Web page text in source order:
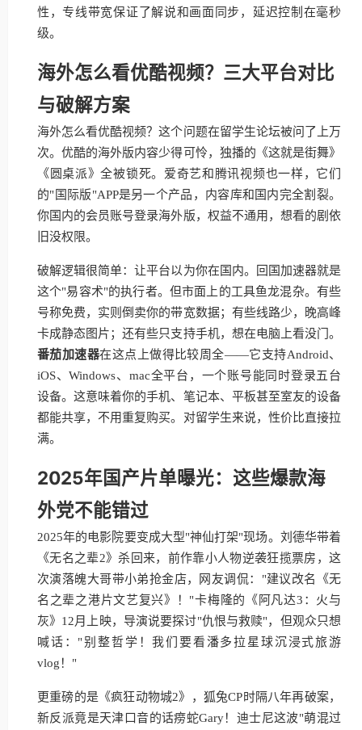
性，专线带宽保证了解说和画面同步，延迟控制在毫秒
级。
海外怎么看优酷视频？三大平台对比
与破解方案
海外怎么看优酷视频？这个问题在留学生论坛被问了上万
次。优酷的海外版内容少得可怜，独播的《这就是街舞》
《圆桌派》全被锁死。爱奇艺和腾讯视频也一样，它们
的"国际版"APP是另一个产品，内容库和国内完全割裂。
你国内的会员账号登录海外版，权益不通用，想看的剧依
旧没权限。
破解逻辑很简单：让平台以为你在国内。回国加速器就是
这个"易容术"的执行者。但市面上的工具鱼龙混杂。有些
号称免费，实则倒卖你的带宽数据；有些线路少，晚高峰
卡成静态图片；还有些只支持手机，想在电脑上看没门。
番茄加速器在这点上做得比较周全——它支持Android、
iOS、Windows、mac全平台，一个账号能同时登录五台
设备。这意味着你的手机、笔记本、平板甚至室友的设备
都能共享，不用重复购买。对留学生来说，性价比直接拉
满。
2025年国产片单曝光：这些爆款海
外党不能错过
2025年的电影院要变成大型"神仙打架"现场。刘德华带着
《无名之辈2》杀回来，前作靠小人物逆袭狂揽票房，这
次演落魄大哥带小弟抢金店，网友调侃："建议改名《无
名之辈之港片文艺复兴》！"卡梅隆的《阿凡达3：火与
灰》12月上映，导演说要探讨"仇恨与救赎"，但观众只想
喊话："别整哲学！我们要看潘多拉星球沉浸式旅游
vlog！"
更重磅的是《疯狂动物城2》，狐兔CP时隔八年再破案，
新反派竟是天津口音的话痨蛇Gary！迪士尼这波"萌混过